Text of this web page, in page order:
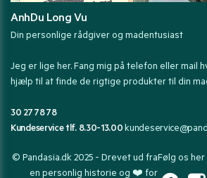
AnhDu Long Vu
Din personlige rådgiver og madentusiast
Jeg er lige her. Fang mig på telefon eller mail
hjælp til at finde de rigtige produkter til din
30 27 78 78
Kundeservice tlf. 8.30-13.00
© Pandasia.dk 2025 - Drevet ud fra
en personlig historie og ❤️ for
Følg os